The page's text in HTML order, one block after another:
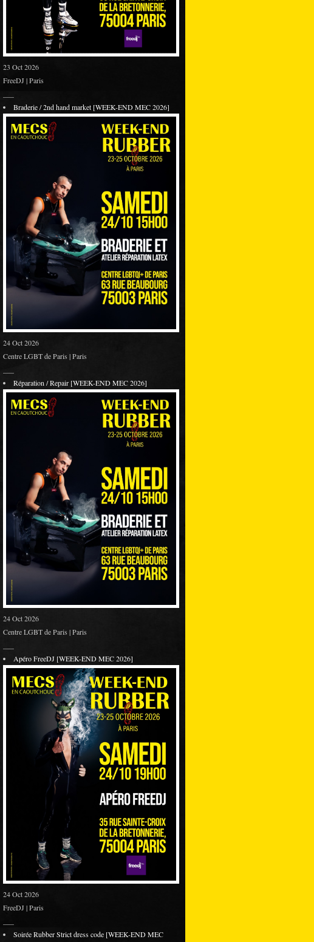
23 Oct 2026
FreeDJ | Paris
Braderie / 2nd hand market [WEEK-END MEC 2026]
24 Oct 2026
Centre LGBT de Paris | Paris
Réparation / Repair [WEEK-END MEC 2026]
24 Oct 2026
Centre LGBT de Paris | Paris
Apéro FreeDJ [WEEK-END MEC 2026]
24 Oct 2026
FreeDJ | Paris
Soirée Rubber Strict dress code [WEEK-END MEC